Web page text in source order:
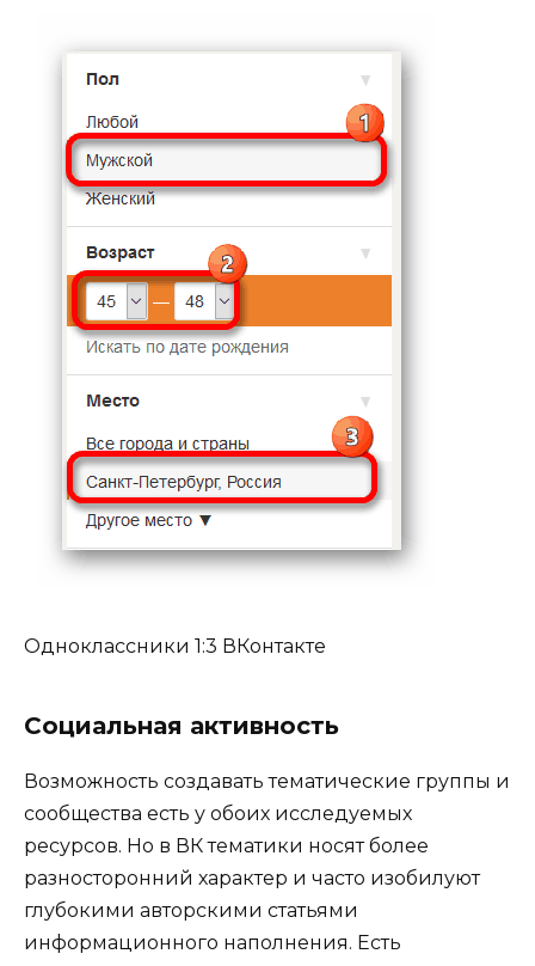
Одноклассники 1:3 ВКонтакте
Социальная активность
Возможность создавать тематические группы и
сообщества есть у обоих исследуемых
ресурсов. Но в ВК тематики носят более
разносторонний характер и часто изобилуют
глубокими авторскими статьями
информационного наполнения. Есть